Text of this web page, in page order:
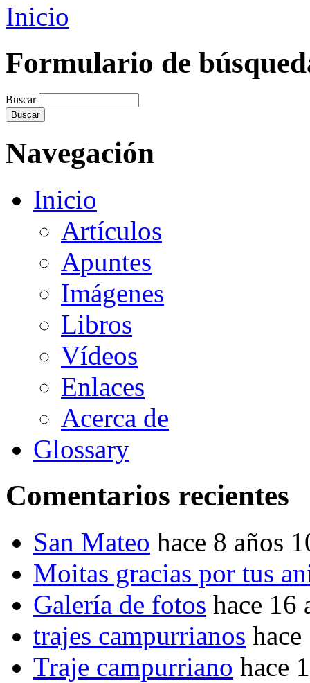
Inicio
Formulario de
Buscar
Navegación
Inicio
Artículos
Apuntes
Imágenes
Libros
Vídeos
Enlaces
Acerca de
Glossary
Comentarios recientes
San Mateo hace 8 años
Moitas gracias por tus
Galería de fotos hace 16
trajes campurrianos
Traje campurriano hace